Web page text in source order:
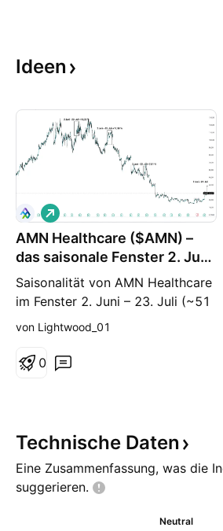
Ideen
AMN Healthcare ($AMN) –
das saisonale Fenster 2. Juni
- 23. Juli
Saisonalität von AMN Healthcare
im Fenster 2. Juni – 23. Juli (~51
Tage). Über die letzten 10 Jahre
Jahren positiv (Trefferquote 100
größter Rückgang im Fenster: −
L
o
n
von Lightwood_01
0
Technische Daten
Eine Zusammenfassung, was die
suggerieren.
Neutral